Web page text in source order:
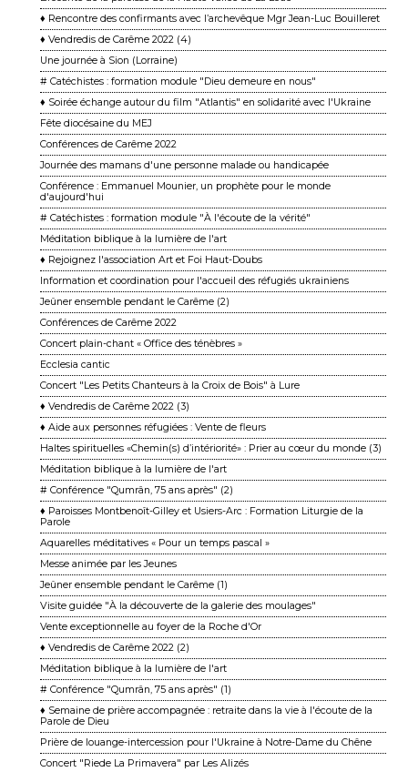
♦ Rencontre des confirmants avec l’archevêque Mgr Jean-Luc Bouilleret
♦ Vendredis de Carême 2022 (4)
Une journée à Sion (Lorraine)
# Catéchistes : formation module "Dieu demeure en nous"
♦ Soirée échange autour du film "Atlantis" en solidarité avec l'Ukraine
Fête diocésaine du MEJ
Conférences de Carême 2022
Journée des mamans d'une personne malade ou handicapée
Conférence : Emmanuel Mounier, un prophète pour le monde
d'aujourd'hui
# Catéchistes : formation module "À l'écoute de la vérité"
Méditation biblique à la lumière de l'art
♦ Rejoignez l'association Art et Foi Haut-Doubs
Information et coordination pour l'accueil des réfugiés ukrainiens
Jeûner ensemble pendant le Carême (2)
Conférences de Carême 2022
Concert plain-chant « Office des ténèbres »
Ecclesia cantic
Concert "Les Petits Chanteurs à la Croix de Bois" à Lure
♦ Vendredis de Carême 2022 (3)
♦ Aide aux personnes réfugiées : Vente de fleurs
Haltes spirituelles «Chemin(s) d’intériorité» : Prier au cœur du monde (3)
Méditation biblique à la lumière de l'art
# Conférence "Qumrân, 75 ans après" (2)
♦ Paroisses Montbenoît-Gilley et Usiers-Arc : Formation Liturgie de la
Parole
Aquarelles méditatives « Pour un temps pascal »
Messe animée par les Jeunes
Jeûner ensemble pendant le Carême (1)
Visite guidée "À la découverte de la galerie des moulages"
Vente exceptionnelle au foyer de la Roche d'Or
♦ Vendredis de Carême 2022 (2)
Méditation biblique à la lumière de l'art
# Conférence "Qumrân, 75 ans après" (1)
♦ Semaine de prière accompagnée : retraite dans la vie à l'écoute de la
Parole de Dieu
Prière de louange-intercession pour l'Ukraine à Notre-Dame du Chêne
Concert "Riede La Primavera" par Les Alizés